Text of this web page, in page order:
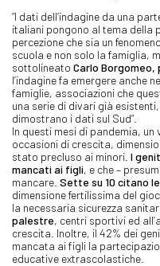
“I dati dell’indagine da una
italiani pongono al tema
percezione che sia un
scuola e non solo la famiglia,
sottolineato Carlo Borgomeo,
l’indagine fa emergere anche
famiglie, associazioni che
una serie di divari già
dimostrano i dati sul Sud”.
In questi mesi di pandemia,
occasioni di crescita,
stato precluso ai minori. I
mancati ai figli, e che –
mancare. Sette su 10 citano
dimensione fertilissima del
la necessaria sicurezza
palestre, centri sportivi ed
crescita. Inoltre, il 42% dei
mancata ai figli la
educative extrascolastiche.